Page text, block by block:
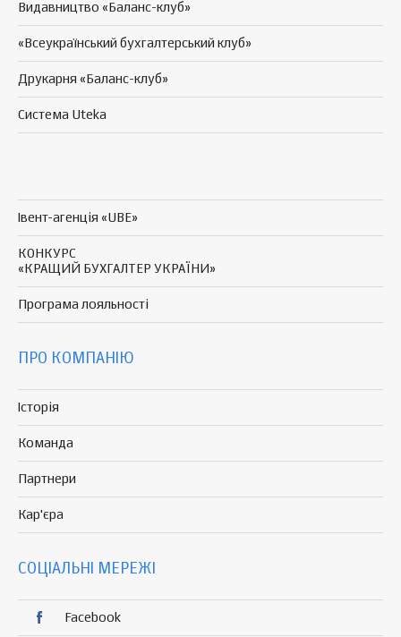
Видавництво «Баланс-клуб»
«Всеукраїнський бухгалтерський клуб»
Друкарня «Баланс-клуб»
Система Uteka
Івент-агенція «UBE»
КОНКУРС
«КРАЩИЙ БУХГАЛТЕР УКРАЇНИ»
Програма лояльності
ПРО КОМПАНІЮ
Історія
Команда
Партнери
Кар'єра
СОЦІАЛЬНІ МЕРЕЖІ
Facebook